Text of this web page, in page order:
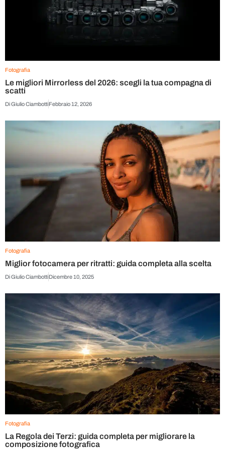
Fotografia
Le migliori Mirrorless del 2026: scegli la tua compagna di
scatti
DiGiulio CiambottiFebbraio 12, 2026
Fotografia
Miglior fotocamera per ritratti: guida completa alla scelta
DiGiulio CiambottiDicembre 10, 2025
Fotografia
La Regola dei Terzi: guida completa per migliorare la
composizione fotografica